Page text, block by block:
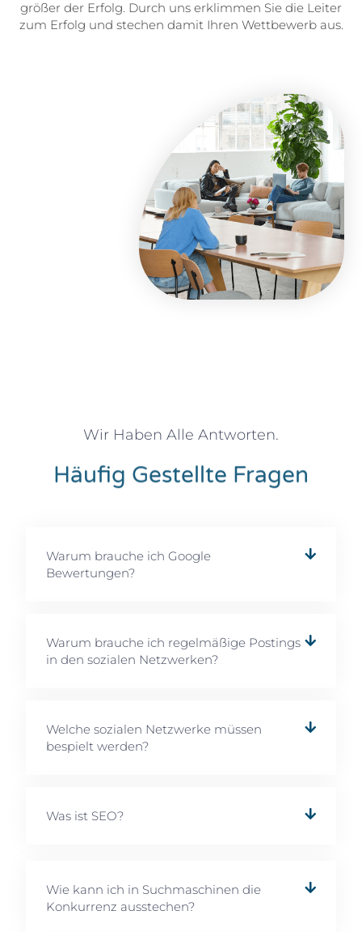
größer der Erfolg. Durch uns erklimmen Sie die Leiter
zum Erfolg und stechen damit Ihren Wettbewerb aus.
Wir Haben Alle Antworten.
Häufig Gestellte Fragen
Warum brauche ich Google
Bewertungen?
Warum brauche ich regelmäßige Postings
in den sozialen Netzwerken?
Welche sozialen Netzwerke müssen
bespielt werden?
Was ist SEO?
Wie kann ich in Suchmaschinen die
Konkurrenz ausstechen?